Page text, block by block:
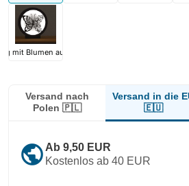
mit Blumen auf den Flügeln
Versand nach
Polen 🇵🇱
Versand in die
🇪🇺
public Ab 9,50 EUR
Kostenlos ab 40 EUR